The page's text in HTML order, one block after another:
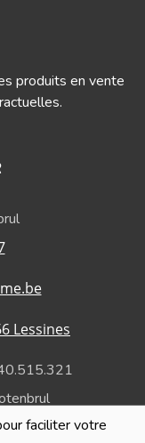
faciliter votre
produits en vente
Lessines